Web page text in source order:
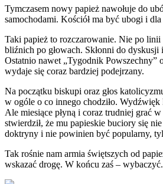
Tymczasem nowy papież nawołuje do
samochodami. Kościół ma być ubogi i
Taki papież to rozczarowanie. Nie po
bliźnich po głowach. Skłonni do
Ostatnio nawet „Tygodnik Powszechny”
wydaje się coraz bardziej podejrzany.
Na początku biskupi oraz głos
w ogóle o co innego chodziło. Wydźwięk
Ale miesiące płyną i coraz trudniej grać
stwierdził, że mu papieskie buciory się
doktryny i nie powinien być popularny,
Tak rośnie nam armia świętszych od
wskazać drogę. W końcu zaś –